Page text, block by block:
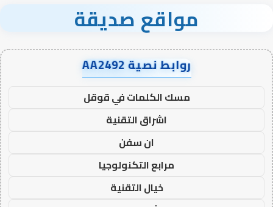
مواقع صديقة
روابط نصية AA2492
مسك الكلمات في قوقل
اشراق التقنية
ان سفن
مرابع التكنولوجيا
خيال التقنية